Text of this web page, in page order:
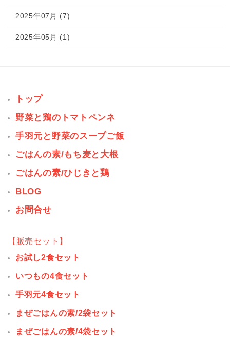
2025年07月 (7)
2025年05月 (1)
トップ
野菜と鶏のトマトペンネ
手羽元と野菜のスープご飯
ごはんの素/もち麦と大根
ごはんの素/ひじきと鶏
BLOG
お問合せ
【販売セット】
お試し2食セット
いつもの4食セット
手羽元4食セット
まぜごはんの素/2袋セット
まぜごはんの素/4袋セット